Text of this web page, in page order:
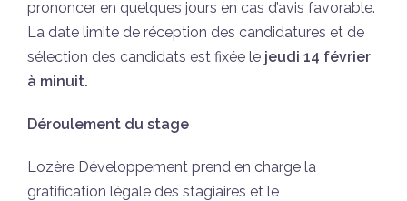
prononcer en quelques jours en cas d’avis favorable.
La date limite de réception des candidatures et de
sélection des candidats est fixée le jeudi 14 février
à minuit.
Déroulement du stage
Lozère Développement prend en charge la
gratification légale des stagiaires et le